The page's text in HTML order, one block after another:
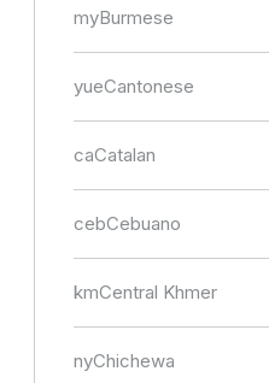
myBurmese
yueCantonese
caCatalan
cebCebuano
kmCentral Khmer
nyChichewa